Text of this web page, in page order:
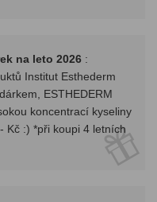
na leto 2026 :
Institut Esthederm
ESTHEDERM
koncentrací kyseliny
Kč :) *při koupi 4 letních